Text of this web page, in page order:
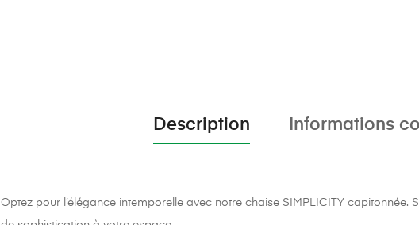
Description Informations
Optez pour l’élégance intemporelle avec notre chaise SIMPLICITY